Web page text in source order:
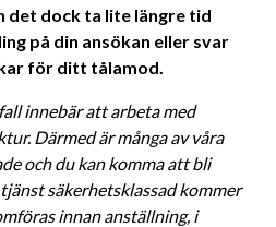
det dock ta lite längre tid
på din ansökan eller svar
för ditt tålamod.
innebär att arbeta med
Därmed är många av våra
och du kan komma att bli
säkerhetsklassad kommer
innan anställning, i